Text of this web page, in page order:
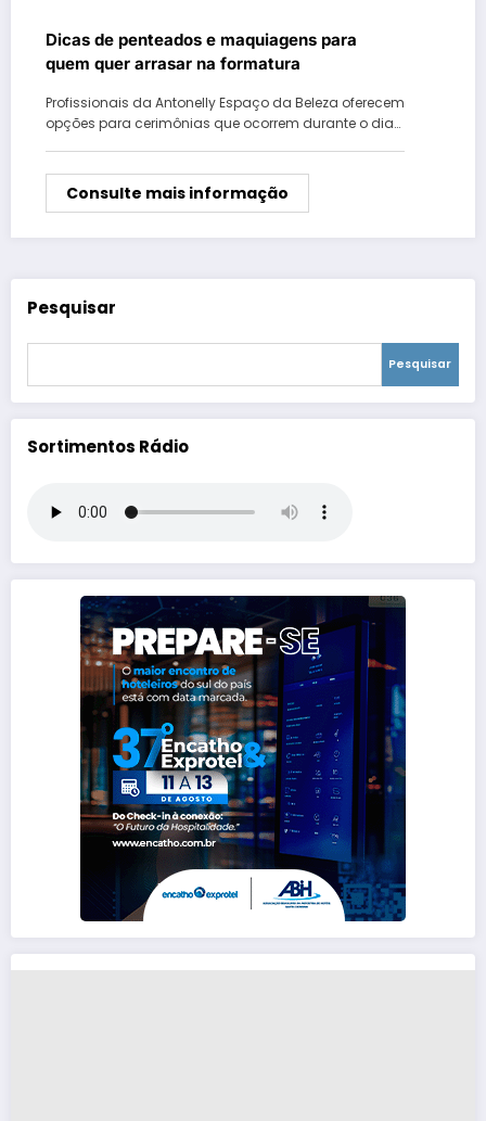
Dicas de penteados e maquiagens para
quem quer arrasar na formatura
Profissionais da Antonelly Espaço da Beleza oferecem
opções para cerimônias que ocorrem durante o dia…
Consulte mais informação
Pesquisar
Pesquisar
Sortimentos Rádio